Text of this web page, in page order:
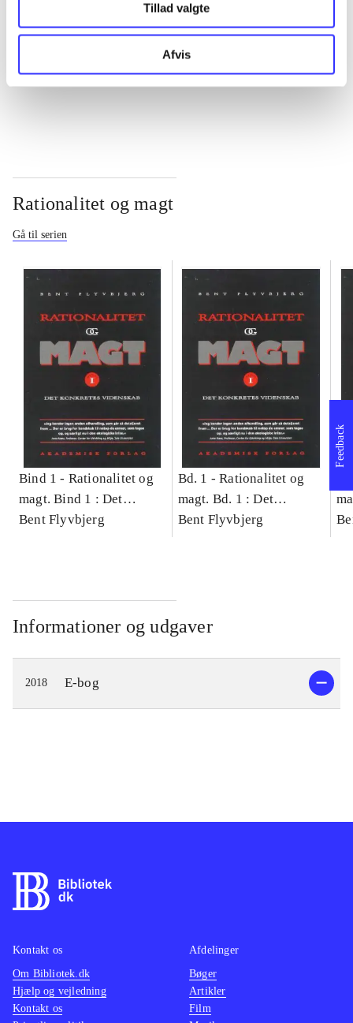
Tillad valgte
Afvis
...
Rationalitet og magt
Gå til serien
Bind 1 - Rationalitet og
magt. Bind 1 : Det
konkretes videnskab
Bent Flyvbjerg
Bd. 1 -Rationalitet og
magt. Bd. 1 : Det
konkretes videnskab
Bent Flyvbjerg
Informationer og udgaver
2018 E-bog
Feedback
Kontakt os
Om Bibliotek.dk
Hjælp og vejledning
Kontakt os
Afdelinger
Bøger
Artikler
Film